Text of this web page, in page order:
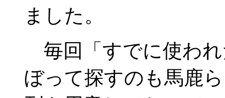
ました。
毎回「すでに使わ
ぼって探すのも馬鹿